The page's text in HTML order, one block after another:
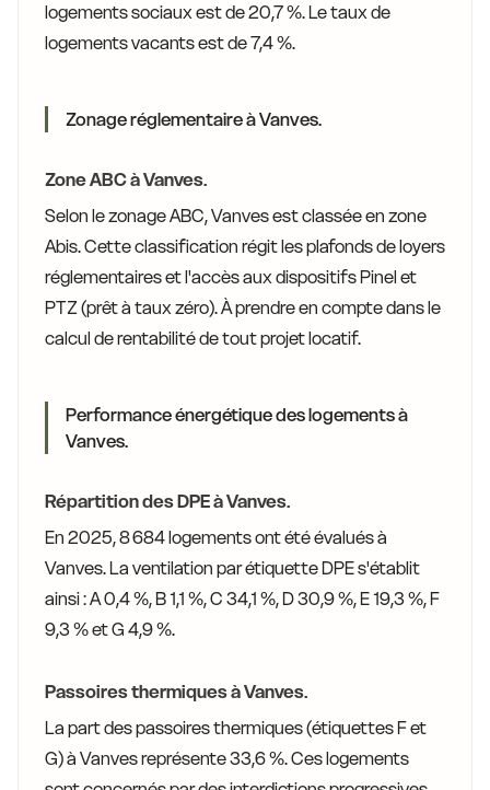
logements sociaux est de 20,7 %. Le taux de
logements vacants est de 7,4 %.
Zonage réglementaire à Vanves.
Zone ABC à Vanves.
Selon le zonage ABC, Vanves est classée en zone
Abis. Cette classification régit les plafonds de loyers
réglementaires et l'accès aux dispositifs Pinel et
PTZ (prêt à taux zéro). À prendre en compte dans le
calcul de rentabilité de tout projet locatif.
Performance énergétique des logements à
Vanves.
Répartition des DPE à Vanves.
En 2025, 8 684 logements ont été évalués à
Vanves. La ventilation par étiquette DPE s'établit
ainsi : A 0,4 %, B 1,1 %, C 34,1 %, D 30,9 %, E 19,3 %, F
9,3 % et G 4,9 %.
Passoires thermiques à Vanves.
La part des passoires thermiques (étiquettes F et
G) à Vanves représente 33,6 %. Ces logements